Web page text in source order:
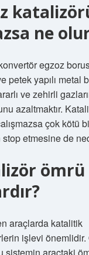
ne
egzoz
petek yapılı metal
ve zehirli
azaltmaktır.
çok kötü
stop etmesine de
ömrü
araçlarda katalitik
işlevi önemlidir.